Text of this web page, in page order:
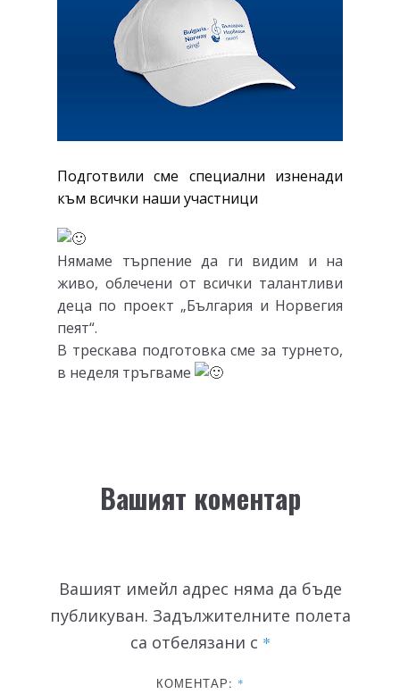
Подготвили сме специални изненади
към всички наши участници
Нямаме търпение да ги видим и на
живо, облечени от всички талантливи
деца по проект „България и Норвегия
пеят“.
В трескава подготовка сме за турнето,
в неделя тръгваме
Вашият коментар
Вашият имейл адрес няма да бъде
публикуван. Задължителните полета
са отбелязани с *
КОМЕНТАР: *